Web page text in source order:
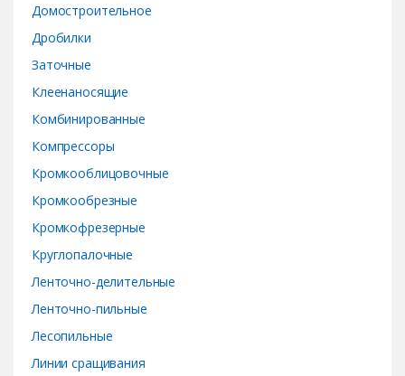
Домостроительное
Дробилки
Заточные
Клеенаносящие
Комбинированные
Компрессоры
Кромкооблицовочные
Кромкообрезные
Кромкофрезерные
Круглопалочные
Ленточно-делительные
Ленточно-пильные
Лесопильные
Линии сращивания